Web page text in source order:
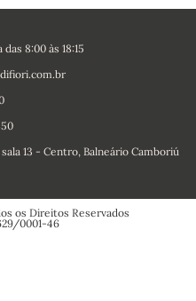
8:00 às 18:15
13 - Centro, Balneário Camboriú
os Direitos Reservados
0001-46